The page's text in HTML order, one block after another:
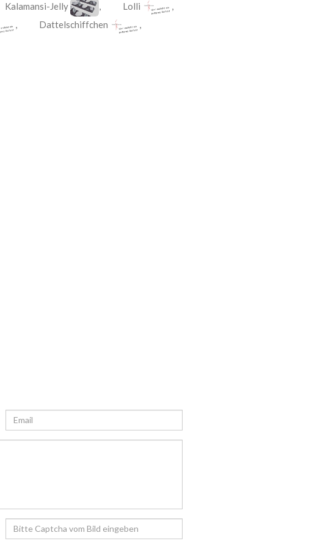
Kalamansi-Jelly , Lolli
,
, Dattelschiffchen ,